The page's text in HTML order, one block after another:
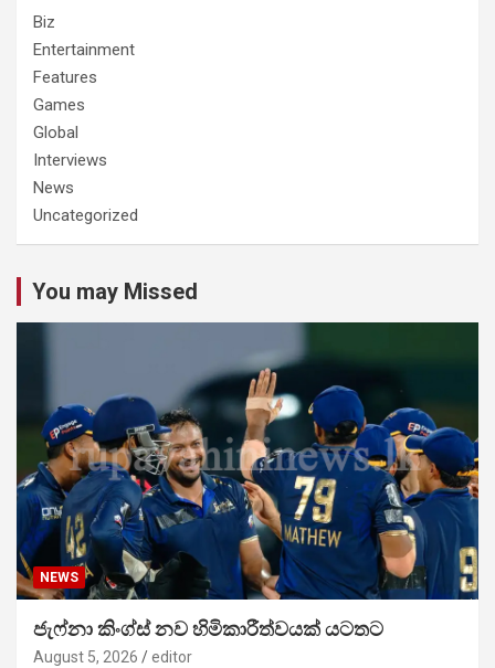
Biz
Entertainment
Features
Games
Global
Interviews
News
Uncategorized
You may Missed
NEWS
ජැෆ්නා කිංග්ස් නව හිමිකාරීත්වයක් යටතට
August 5, 2026 editor